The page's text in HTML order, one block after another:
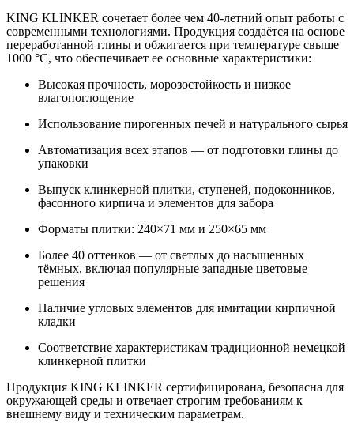
KING KLINKER сочетает более чем 40-летний опыт работы с
современными технологиями. Продукция создаётся на основе
переработанной глины и обжигается при температуре свыше
1000 °C, что обеспечивает ее основные характеристики:
Высокая прочность, морозостойкость и низкое
влагопоглощение
Использование пирогенных печей и натурального сырья
Автоматизация всех этапов — от подготовки глины до
упаковки
Выпуск клинкерной плитки, ступеней, подоконников,
фасонного кирпича и элементов для забора
Форматы плитки: 240×71 мм и 250×65 мм
Более 40 оттенков — от светлых до насыщенных
тёмных, включая популярные западные цветовые
решения
Наличие угловых элементов для имитации кирпичной
кладки
Соответствие характеристикам традиционной немецкой
клинкерной плитки
Продукция KING KLINKER сертифицирована, безопасна для
окружающей среды и отвечает строгим требованиям к
внешнему виду и техническим параметрам.